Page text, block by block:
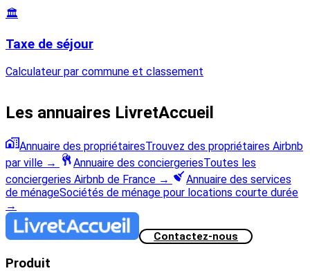
🏛️
Taxe de séjour
Calculateur par commune et classement
Les annuaires LivretAccueil
Annuaire des propriétairesTrouvez des propriétaires Airbnb
par ville → Annuaire des conciergeriesToutes les
conciergeries Airbnb de France →
Annuaire des services
de ménageSociétés de ménage pour locations courte durée
→
Contactez-nous
Produit